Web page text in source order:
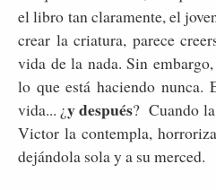
el libro tan claramente, el
crear la criatura, parece
vida de la nada. Sin
lo que está haciendo
vida... ¿y después? Cuando
Victor la contempla,
dejándola sola y a su merced.